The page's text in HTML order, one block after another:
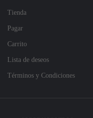
Tienda
Pagar
Carrito
Lista de deseos
Términos y Condiciones